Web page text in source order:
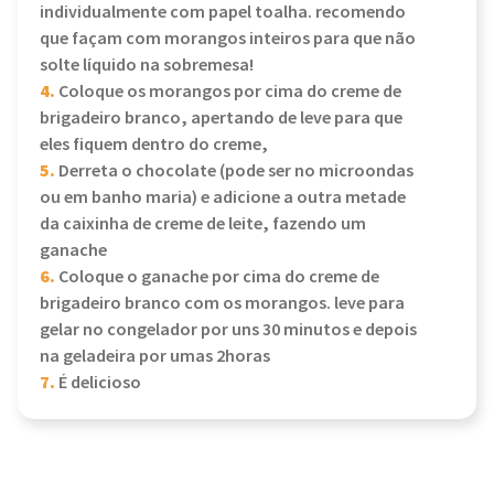
individualmente com papel toalha. recomendo
que façam com morangos inteiros para que não
solte líquido na sobremesa!
4. Coloque os morangos por cima do creme de
brigadeiro branco, apertando de leve para que
eles fiquem dentro do creme,
5. Derreta o chocolate (pode ser no microondas
ou em banho maria) e adicione a outra metade
da caixinha de creme de leite, fazendo um
ganache
6. Coloque o ganache por cima do creme de
brigadeiro branco com os morangos. leve para
gelar no congelador por uns 30 minutos e depois
na geladeira por umas 2horas
7. É delicioso